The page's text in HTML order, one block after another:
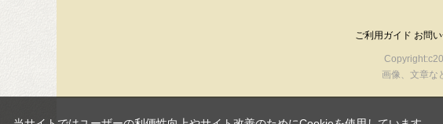
ご利用ガイド お問
画像、文章な